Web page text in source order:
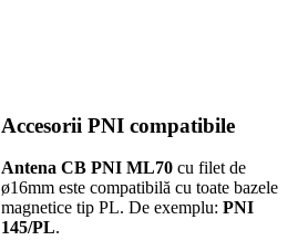
Accesorii PNI compatibile
Antena CB PNI ML70 cu filet de
ø16mm este compatibilă cu toate bazele
magnetice tip PL. De exemplu: PNI
145/PL.